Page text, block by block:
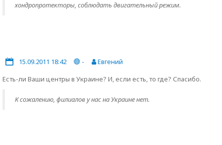
хондропротекторы, соблюдать двигательный режим.
15.09.2011 18:42 -
Евгений
Есть-ли Ваши центры в Украине? И, если есть, то где? Спасибо.
К сожалению, филиалов у нас на Украине нет.